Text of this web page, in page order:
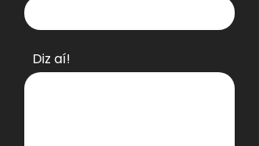
Diz aí!